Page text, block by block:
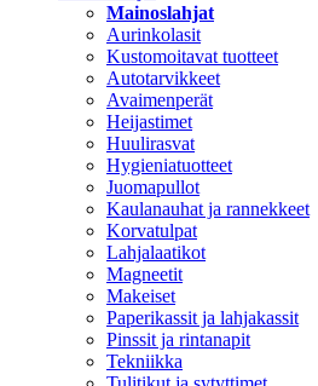
Mainoslahjat
Aurinkolasit
Kustomoitavat tuotteet
Autotarvikkeet
Avaimenperät
Heijastimet
Huulirasvat
Hygieniatuotteet
Juomapullot
Kaulanauhat ja rannekkeet
Korvatulpat
Lahjalaatikot
Magneetit
Makeiset
Paperikassit ja lahjakassit
Pinssit ja rintanapit
Tekniikka